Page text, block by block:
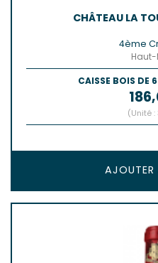
CHÂTEAU LA
4ème
CAISSE BOIS DE
Prix
(Unité :
AJOUTER